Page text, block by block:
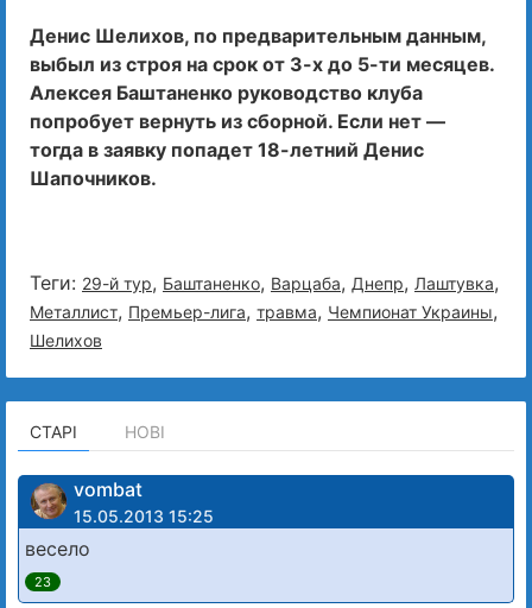
Денис Шелихов, по предварительным данным,
выбыл из строя на срок от 3-х до 5-ти месяцев.
Алексея Баштаненко руководство клуба
попробует вернуть из сборной. Если нет —
тогда в заявку попадет 18-летний Денис
Шапочников.
Теги: 29-й тур, Баштаненко, Варцаба, Днепр, Лаштувка,
Металлист, Премьер-лига, травма, Чемпионат Украины,
Шелихов
СТАРІ НОВІ
vombat
15.05.2013 15:25
весело
23